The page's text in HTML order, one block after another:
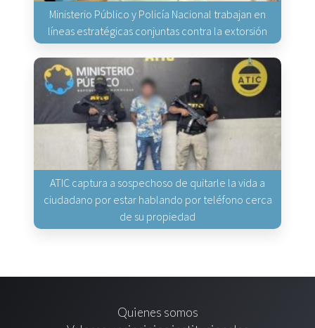
Ministerio Público y Policía Nacional trabajan en
líneas estratégicas conjuntas contra la extorsión
ATIC captura a sospechoso de quitarle la vida a
ciudadano por estar hablando por teléfono cerca
de su propiedad
Quienes somos